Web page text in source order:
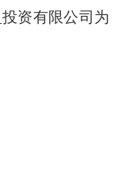
资有限公司为